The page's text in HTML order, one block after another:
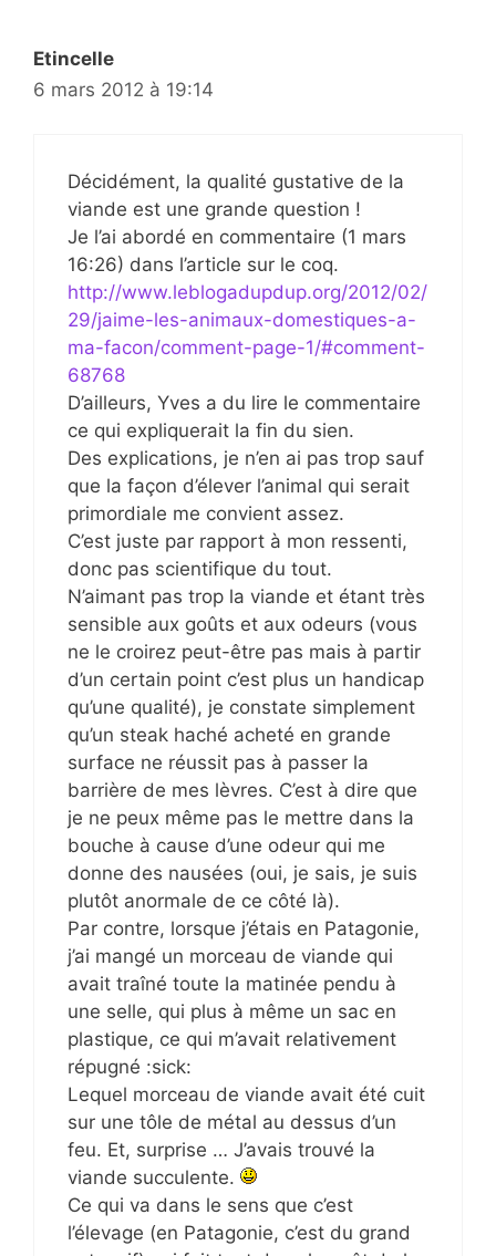
Etincelle
6 mars 2012 à 19:14
Décidément, la qualité gustative de la
viande est une grande question !
Je l’ai abordé en commentaire (1 mars
16:26) dans l’article sur le coq.
http://www.leblogadupdup.org/2012/02/
29/jaime-les-animaux-domestiques-a-
ma-facon/comment-page-1/#comment-
68768
D’ailleurs, Yves a du lire le commentaire
ce qui expliquerait la fin du sien.
Des explications, je n’en ai pas trop sauf
que la façon d’élever l’animal qui serait
primordiale me convient assez.
C’est juste par rapport à mon ressenti,
donc pas scientifique du tout.
N’aimant pas trop la viande et étant très
sensible aux goûts et aux odeurs (vous
ne le croirez peut-être pas mais à partir
d’un certain point c’est plus un handicap
qu’une qualité), je constate simplement
qu’un steak haché acheté en grande
surface ne réussit pas à passer la
barrière de mes lèvres. C’est à dire que
je ne peux même pas le mettre dans la
bouche à cause d’une odeur qui me
donne des nausées (oui, je sais, je suis
plutôt anormale de ce côté là).
Par contre, lorsque j’étais en Patagonie,
j’ai mangé un morceau de viande qui
avait traîné toute la matinée pendu à
une selle, qui plus à même un sac en
plastique, ce qui m’avait relativement
répugné :sick:
Lequel morceau de viande avait été cuit
sur une tôle de métal au dessus d’un
feu. Et, surprise … J’avais trouvé la
viande succulente.
Ce qui va dans le sens que c’est
l’élevage (en Patagonie, c’est du grand